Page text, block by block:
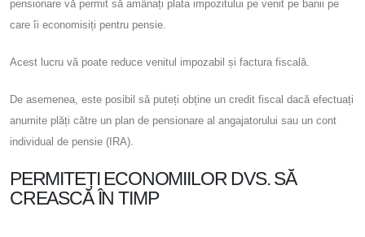
pensionare vă permit să amânați plata impozitului pe venit pe banii pe
care îi economisiți pentru pensie.
Acest lucru vă poate reduce venitul impozabil și factura fiscală.
De asemenea, este posibil să puteți obține un credit fiscal dacă efectuați
anumite plăți către un plan de pensionare al angajatorului sau un cont
individual de pensie (IRA).
PERMITEȚI ECONOMIILOR DVS. SĂ
CREASCĂ ÎN TIMP